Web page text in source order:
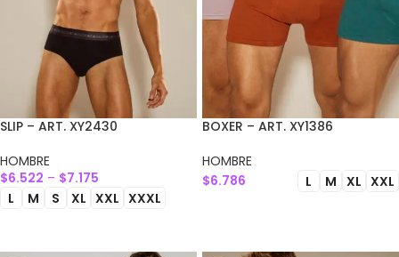
SLIP – ART. XY2430
HOMBRE
$6.522 – $7.175
L
M S XL XXL XXXL
BOXER – ART. XY1386
HOMBRE
$6.786 L M XL XXL